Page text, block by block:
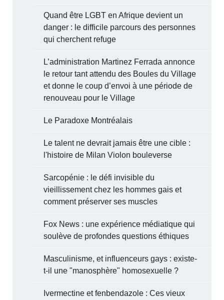
Quand être LGBT en Afrique devient un
danger : le difficile parcours des personnes
qui cherchent refuge
L’administration Martinez Ferrada annonce
le retour tant attendu des Boules du Village
et donne le coup d’envoi à une période de
renouveau pour le Village
Le Paradoxe Montréalais
Le talent ne devrait jamais être une cible :
l'histoire de Milan Violon bouleverse
Sarcopénie : le défi invisible du
vieillissement chez les hommes gais et
comment préserver ses muscles
Fox News : une expérience médiatique qui
soulève de profondes questions éthiques
Masculinisme, et influenceurs gays : existe-
t-il une "manosphère" homosexuelle ?
Ivermectine et fenbendazole : Ces vieux